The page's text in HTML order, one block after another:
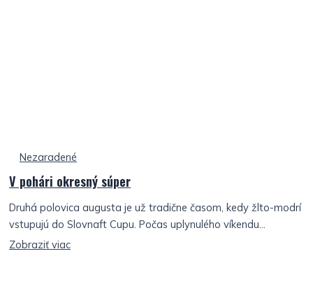
Nezaradené
V pohári okresný súper
Druhá polovica augusta je už tradične časom, kedy žlto-modrí
vstupujú do Slovnaft Cupu. Počas uplynulého víkendu...
Zobraziť viac